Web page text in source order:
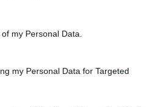
my Personal Data.
my Personal Data for Targeted
αντιμετώπιση του φαινομένου της
Συνοριακής Φύλαξης Πολυκάστρου
και ένας μη νόμιμος μετανάστης.